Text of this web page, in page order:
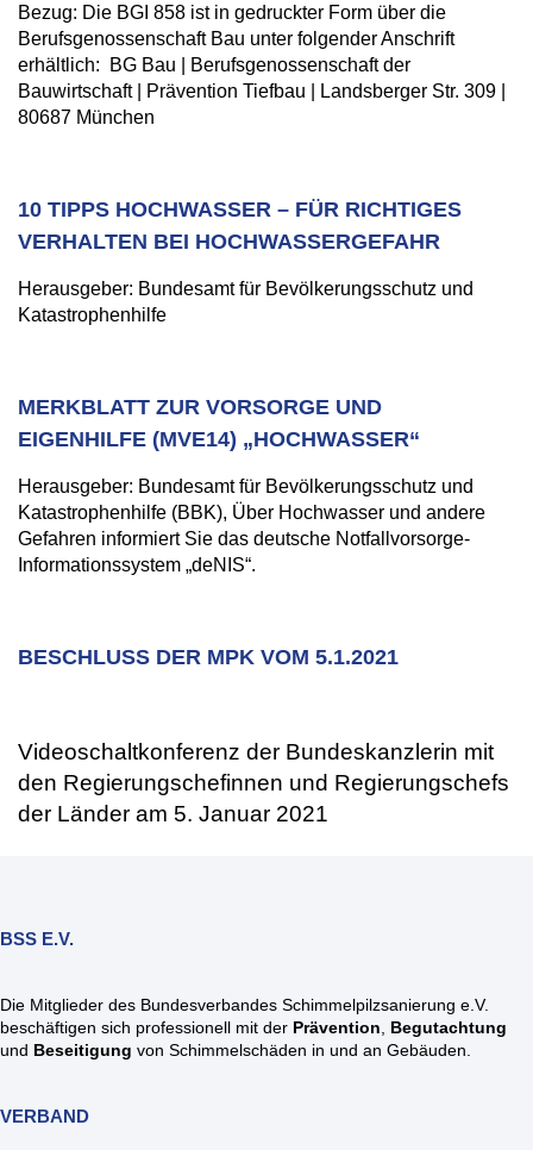
Bezug: Die BGI 858 ist in gedruckter Form über die
Berufsgenossenschaft Bau unter folgender Anschrift
erhältlich: BG Bau | Berufsgenossenschaft der
Bauwirtschaft | Prävention Tiefbau | Landsberger Str. 309 |
80687 München
10 TIPPS HOCHWASSER – FÜR RICHTIGES
VERHALTEN BEI HOCHWASSERGEFAHR
Herausgeber: Bundesamt für Bevölkerungsschutz und
Katastrophenhilfe
MERKBLATT ZUR VORSORGE UND
EIGENHILFE (MVE14) „HOCHWASSER“
Herausgeber: Bundesamt für Bevölkerungsschutz und
Katastrophenhilfe (BBK), Über Hochwasser und andere
Gefahren informiert Sie das deutsche Notfallvorsorge-
Informationssystem „deNIS“.
BESCHLUSS DER MPK VOM 5.1.2021
Videoschaltkonferenz der Bundeskanzlerin mit
den Regierungschefinnen und Regierungschefs
der Länder am 5. Januar 2021
BSS E.V.
Die Mitglieder des Bundesverbandes Schimmelpilzsanierung e.V.
beschäftigen sich professionell mit der Prävention, Begutachtung
und Beseitigung von Schimmelschäden in und an Gebäuden.
VERBAND